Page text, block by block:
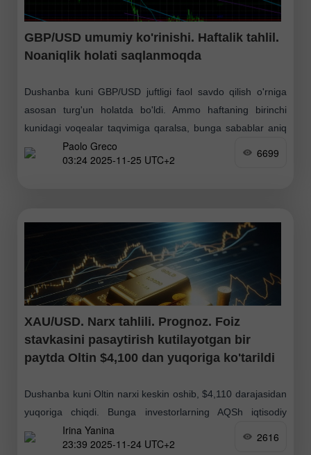
GBP/USD umumiy ko'rinishi. Haftalik tahlil.
Noaniqlik holati saqlanmoqda
Dushanba kuni GBP/USD juftligi faol savdo qilish o'rniga
asosan turg'un holatda bo'ldi. Ammo haftaning birinchi
kunidagi voqealar taqvimiga qaralsa, bunga sabablar aniq
bo'ladi. Yevro kamida Germaniya biznes muhiti indeksi e'lon
Paolo Greco
03:24 2025-11-25 UTC+2
6699
XAU/USD. Narx tahlili. Prognoz. Foiz
stavkasini pasaytirish kutilayotgan bir
paytda Oltin $4,100 dan yuqoriga ko'tarildi
Dushanba kuni Oltin narxi keskin oshib, $4,110 darajasidan
yuqoriga chiqdi. Bunga investorlarning AQSh iqtisodiy
ma'lumotlari oqimi fonida Federal zaxira tizimi dekabr
yig'ilishida foiz stavkasini pasaytirishi mumkinligiga bo'lgan
Irina Yanina
23:39 2025-11-24 UTC+2
2616